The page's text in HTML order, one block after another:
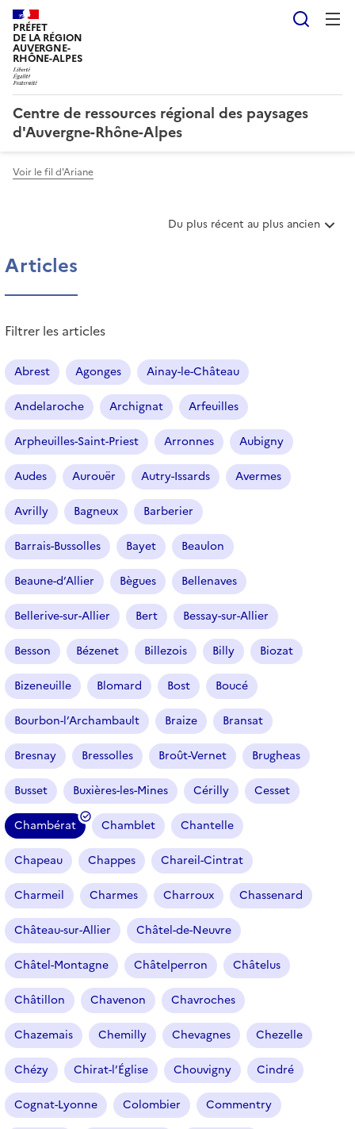
PRÉFET
DE LA RÉGION
AUVERGNE-
RHÔNE-ALPES
Centre de ressources régional des paysages
d'Auvergne-Rhône-Alpes
Voir le fil d'Ariane
T
t
i
c
l
e
s
Du plus récent au plus ancien
Articles
Filtrer les articles
Abrest Agonges Ainay-le-Château
Andelaroche Archignat Arfeuilles
Arpheuilles-Saint-Priest Arronnes Aubigny
Audes Aurouër Autry-Issards Avermes
Avrilly Bagneux Barberier
Barrais-Bussolles Bayet Beaulon
Beaune-d’Allier Bègues Bellenaves
Bellerive-sur-Allier Bert Bessay-sur-Allier
Besson Bézenet Billezois Billy Biozat
Bizeneuille Blomard Bost Boucé
Bourbon-l’Archambault Braize Bransat
Bresnay Bressolles Broût-Vernet Brugheas
Busset Buxières-les-Mines Cérilly Cesset
Chambérat
(
f
i
l
t
r
e
s
é
l
e
c
t
i
o
n
Chamblet Chantelle
Chapeau Chappes Chareil-Cintrat
Charmeil Charmes Charroux Chassenard
Château-sur-Allier Châtel-de-Neuvre
Châtel-Montagne Châtelperron Châtelus
Châtillon Chavenon Chavroches
Chazemais Chemilly Chevagnes Chezelle
Chézy Chirat-l’Église Chouvigny Cindré
Cognat-Lyonne Colombier Commentry